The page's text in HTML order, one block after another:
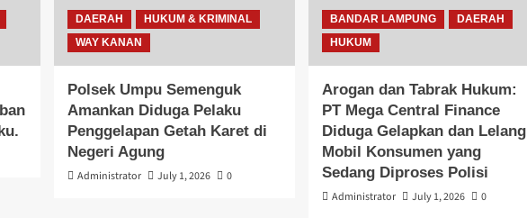
DAERAH
HUKUM & KRIMINAL
WAY KANAN
Polsek Umpu Semenguk
Amankan Diduga Pelaku
Penggelapan Getah Karet di
Negeri Agung
Administrator July 1, 2026 0
BANDAR LAMPUNG
DAERAH
HUKUM
Arogan dan Tabrak Hukum:
PT Mega Central Finance
Diduga Gelapkan dan Lelang
Mobil Konsumen yang
Sedang Diproses Polisi
Administrator July 1, 2026 0